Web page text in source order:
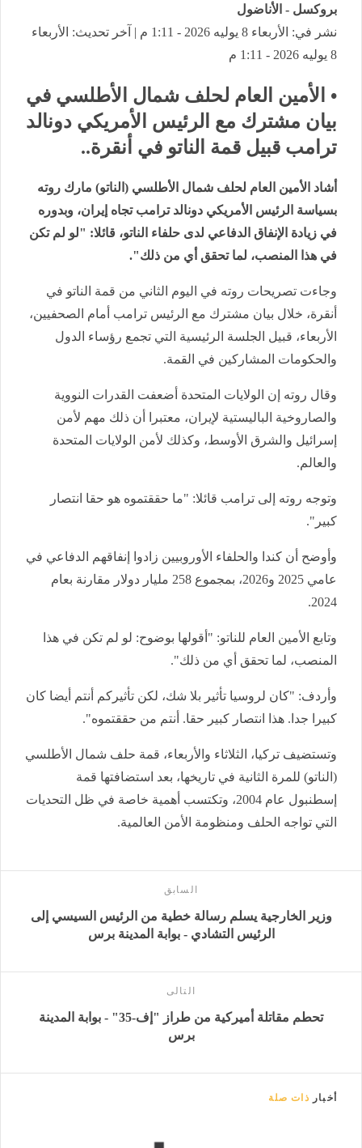
بروكسل - الأناضول
نشر في: الأربعاء 8 يوليه 2026 - 1:11 م | آخر تحديث: الأربعاء
8 يوليه 2026 - 1:11 م
• الأمين العام لحلف شمال الأطلسي في
بيان مشترك مع الرئيس الأمريكي دونالد
ترامب قبيل قمة الناتو في أنقرة..
أشاد الأمين العام لحلف شمال الأطلسي (الناتو) مارك روته
بسياسة الرئيس الأمريكي دونالد ترامب تجاه إيران، وبدوره
في زيادة الإنفاق الدفاعي لدى حلفاء الناتو، قائلا: "لو لم تكن
في هذا المنصب، لما تحقق أي من ذلك".
وجاءت تصريحات روته في اليوم الثاني من قمة الناتو في
أنقرة، خلال بيان مشترك مع الرئيس ترامب أمام الصحفيين،
الأربعاء، قبيل الجلسة الرئيسية التي تجمع رؤساء الدول
والحكومات المشاركين في القمة.
وقال روته إن الولايات المتحدة أضعفت القدرات النووية
والصاروخية الباليستية لإيران، معتبرا أن ذلك مهم لأمن
إسرائيل والشرق الأوسط، وكذلك لأمن الولايات المتحدة
والعالم.
وتوجه روته إلى ترامب قائلا: "ما حققتموه هو حقا انتصار
كبير".
وأوضح أن كندا والحلفاء الأوروبيين زادوا إنفاقهم الدفاعي في
عامي 2025 و2026، بمجموع 258 مليار دولار مقارنة بعام
2024.
وتابع الأمين العام للناتو: "أقولها بوضوح: لو لم تكن في هذا
المنصب، لما تحقق أي من ذلك".
وأردف: "كان لروسيا تأثير بلا شك، لكن تأثيركم أنتم أيضا كان
كبيرا جدا. هذا انتصار كبير حقا. أنتم من حققتموه".
وتستضيف تركيا، الثلاثاء والأربعاء، قمة حلف شمال الأطلسي
(الناتو) للمرة الثانية في تاريخها، بعد استضافتها قمة
إسطنبول عام 2004، وتكتسب أهمية خاصة في ظل التحديات
التي تواجه الحلف ومنظومة الأمن العالمية.
السابق
وزير الخارجية يسلم رسالة خطية من الرئيس السيسي إلى
الرئيس التشادي - بوابة المدينة برس
التالى
تحطم مقاتلة أميركية من طراز "إف-35" - بوابة المدينة
برس
أخبار ذات صلة